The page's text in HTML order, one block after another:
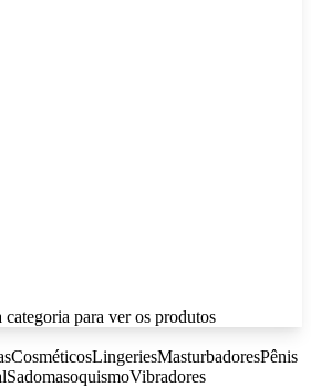
categoria para ver os produtos
CosméticosLingeriesMasturbadoresPênis
SadomasoquismoVibradores